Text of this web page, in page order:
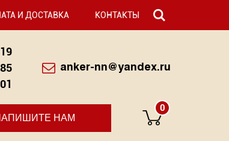
И ДОСТАВКА КОНТАКТЫ
anker-nn@yandex.ru
НАМ
0